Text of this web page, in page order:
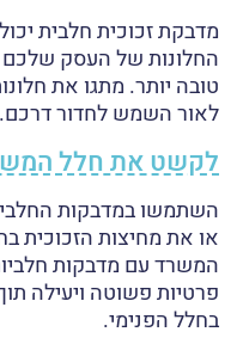
מדבקת זכוכית חלבית
החלונות של העסק שלכם
טובה יותר. מתגו את
לאור השמש לחדור דרכם.
לקשט את חלל
השתמשו במדבקות
או את מחיצות הזכוכית
המשרד עם מדבקות
פרטיות פשוטה ויעילה
בחלל הפנימי.